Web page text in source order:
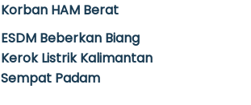
Korban HAM Berat
ESDM Beberkan Biang
Kerok Listrik Kalimantan
Sempat Padam